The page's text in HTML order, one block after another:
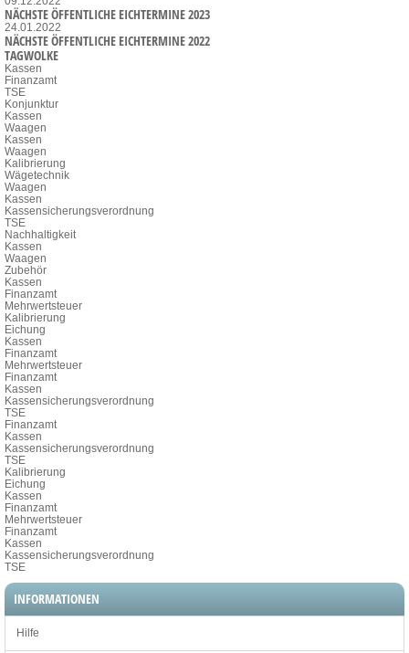
NÄCHSTE ÖFFENTLICHE EICHTERMINE 2023
24.01.2022
NÄCHSTE ÖFFENTLICHE EICHTERMINE 2022
TAGWOLKE
Kassen
Finanzamt
TSE
Konjunktur
Kassen
Waagen
Kassen
Waagen
Kalibrierung
Wägetechnik
Waagen
Kassen
Kassensicherungsverordnung
TSE
Nachhaltigkeit
Kassen
Waagen
Zubehör
Kassen
Finanzamt
Mehrwertsteuer
Kalibrierung
Eichung
Kassen
Finanzamt
Mehrwertsteuer
Finanzamt
Kassen
Kassensicherungsverordnung
TSE
Finanzamt
Kassen
Kassensicherungsverordnung
TSE
Kalibrierung
Eichung
Kassen
Finanzamt
Mehrwertsteuer
Finanzamt
Kassen
Kassensicherungsverordnung
TSE
INFORMATIONEN
Hilfe